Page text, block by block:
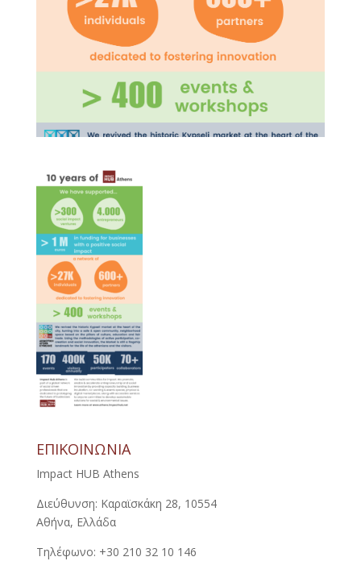
ΕΠΙΚΟΙΝΩΝΙΑ
Impact HUB Athens
Διεύθυνση: Καραϊσκάκη 28, 10554
Αθήνα, Ελλάδα
Τηλέφωνο: +30 210 32 10 146